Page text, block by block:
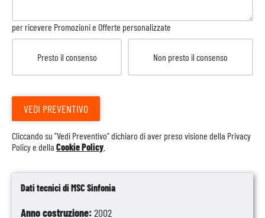
Dati tecnici di MSC Sinfonia
Anno costruzione:2002
per ricevere Promozioni e Offerte personalizzate
Presto il consenso Non presto il consenso
VEDI PREVENTIVO
Cliccando su "Vedi Preventivo" dichiaro di aver preso visione della Privacy
Policye della Cookie Policy